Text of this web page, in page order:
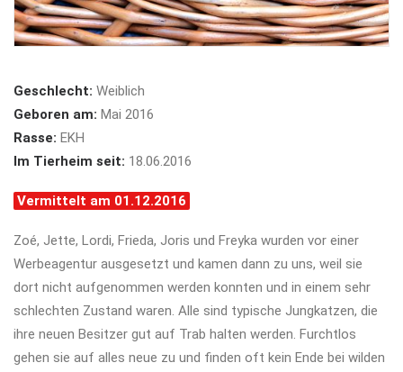
Geschlecht: Weiblich
Geboren am: Mai 2016
Rasse: EKH
Im Tierheim seit: 18.06.2016
Vermittelt am 01.12.2016
Zoé, Jette, Lordi, Frieda, Joris und Freyka wurden vor einer
Werbeagentur ausgesetzt und kamen dann zu uns, weil sie
dort nicht aufgenommen werden konnten und in einem sehr
schlechten Zustand waren. Alle sind typische Jungkatzen, die
ihre neuen Besitzer gut auf Trab halten werden. Furchtlos
gehen sie auf alles neue zu und finden oft kein Ende bei wilden